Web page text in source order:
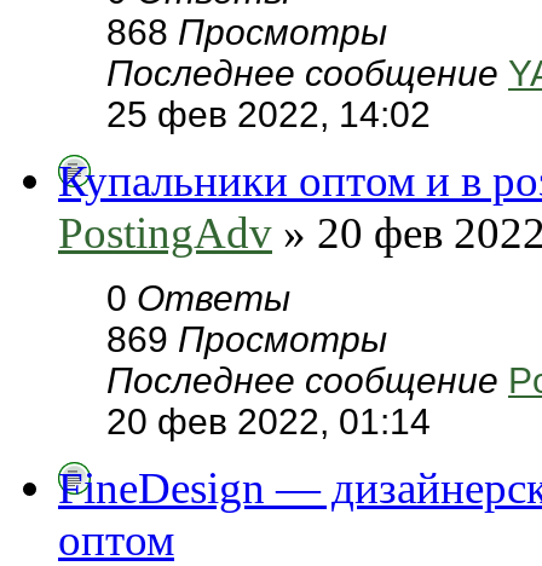
868 Просмотры
Последнее сообщение
25 фев 2022, 14:02
Купальники оптом и в
PostingAdv » 20 фев
0 Ответы
869 Просмотры
Последнее сообщение
20 фев 2022, 01:14
FineDesign —
оптом